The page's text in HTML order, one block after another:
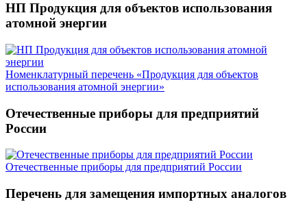
НП Продукция для объектов использования
атомной энергии
Номенклатурный перечень «Продукция для объектов
использования атомной энергии»
Отечественные приборы для предприятий
России
Отечественные приборы для предприятий России
Перечень для замещения импортных аналогов